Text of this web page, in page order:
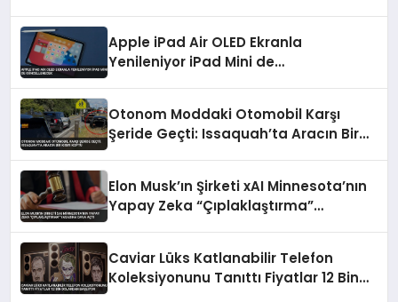
Apple iPad Air OLED Ekranla
Yenileniyor iPad Mini de
Otonom Moddaki Otomobil Karşı
Şeride Geçti: Issaquah’ta Aracın Bir
Elon Musk’ın Şirketi xAI Minnesota’nın
Yapay Zeka “Çıplaklaştırma”
Caviar Lüks Katlanabilir Telefon
Koleksiyonunu Tanıttı Fiyatlar 12 Bin